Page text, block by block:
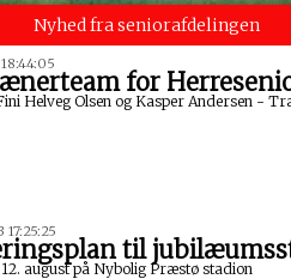
Nyhed fra seniorafdelingen
for
Helveg Olsen og Kasper Andersen -
til
august på Nybolig Præstø stadion